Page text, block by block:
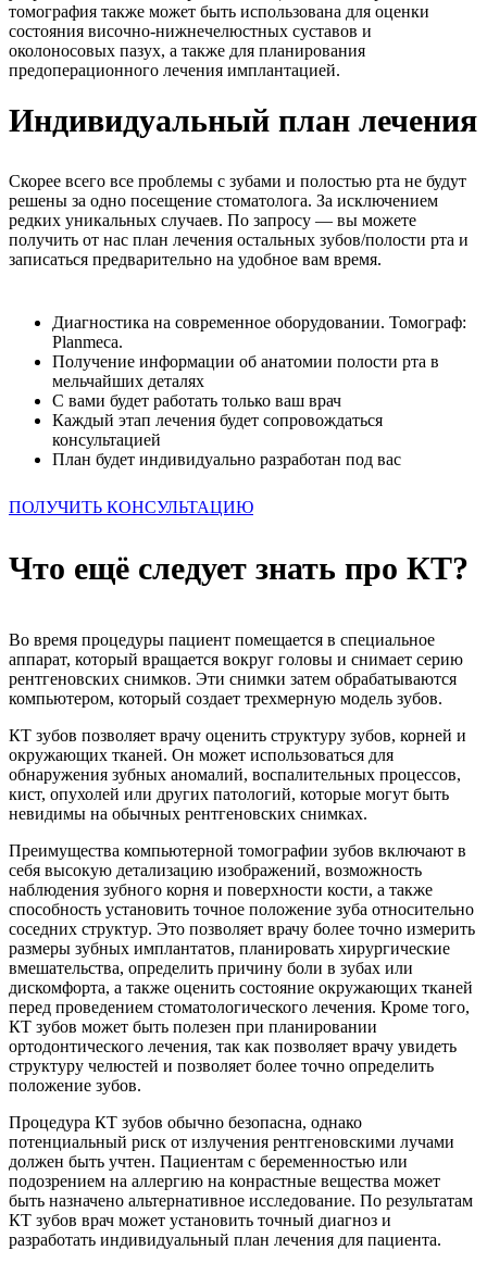
томография также может быть использована для оценки
состояния височно-нижнечелюстных суставов и
околоносовых пазух, а также для планирования
предоперационного лечения имплантацией.
Индивидуальный план лечения
Скорее всего все проблемы с зубами и полостью рта не будут
решены за одно посещение стоматолога. За исключением
редких уникальных случаев. По запросу — вы можете
получить от нас план лечения остальных зубов/полости рта и
записаться предварительно на удобное вам время.
Диагностика на современное оборудовании. Томограф:
Planmeca.
Получение информации об анатомии полости рта в
мельчайших деталях
С вами будет работать только ваш врач
Каждый этап лечения будет сопровождаться
консультацией
План будет индивидуально разработан под вас
ПОЛУЧИТЬ КОНСУЛЬТАЦИЮ
Что ещё следует знать про КТ?
Во время процедуры пациент помещается в специальное
аппарат, который вращается вокруг головы и снимает серию
рентгеновских снимков. Эти снимки затем обрабатываются
компьютером, который создает трехмерную модель зубов.
КТ зубов позволяет врачу оценить структуру зубов, корней и
окружающих тканей. Он может использоваться для
обнаружения зубных аномалий, воспалительных процессов,
кист, опухолей или других патологий, которые могут быть
невидимы на обычных рентгеновских снимках.
Преимущества компьютерной томографии зубов включают в
себя высокую детализацию изображений, возможность
наблюдения зубного корня и поверхности кости, а также
способность установить точное положение зуба относительно
соседних структур. Это позволяет врачу более точно измерить
размеры зубных имплантатов, планировать хирургические
вмешательства, определить причину боли в зубах или
дискомфорта, а также оценить состояние окружающих тканей
перед проведением стоматологического лечения. Кроме того,
КТ зубов может быть полезен при планировании
ортодонтического лечения, так как позволяет врачу увидеть
структуру челюстей и позволяет более точно определить
положение зубов.
Процедура КТ зубов обычно безопасна, однако
потенциальный риск от излучения рентгеновскими лучами
должен быть учтен. Пациентам с беременностью или
подозрением на аллергию на конрастные вещества может
быть назначено альтернативное исследование. По результатам
КТ зубов врач может установить точный диагноз и
разработать индивидуальный план лечения для пациента.